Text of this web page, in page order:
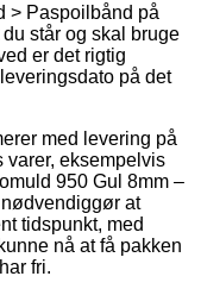
> Paspoilbånd på
står og skal bruge
er det rigtig
på det
med levering på
eksempelvis
950 Gul 8mm –
at
tidspunkt, med
nå at få pakken
fri.